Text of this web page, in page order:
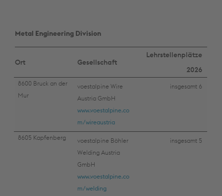
Metal Engineering Division
Ort Gesellschaft
Lehrstellenplätze
2026
8600 Bruck an der
Mur
voestalpine Wire
Austria GmbH
www.voestalpine.co
m/wireaustria
insgesamt 6
8605 Kapfenberg
voestalpine Böhler
Welding Austria
GmbH
www.voestalpine.co
m/welding
insgesamt 5